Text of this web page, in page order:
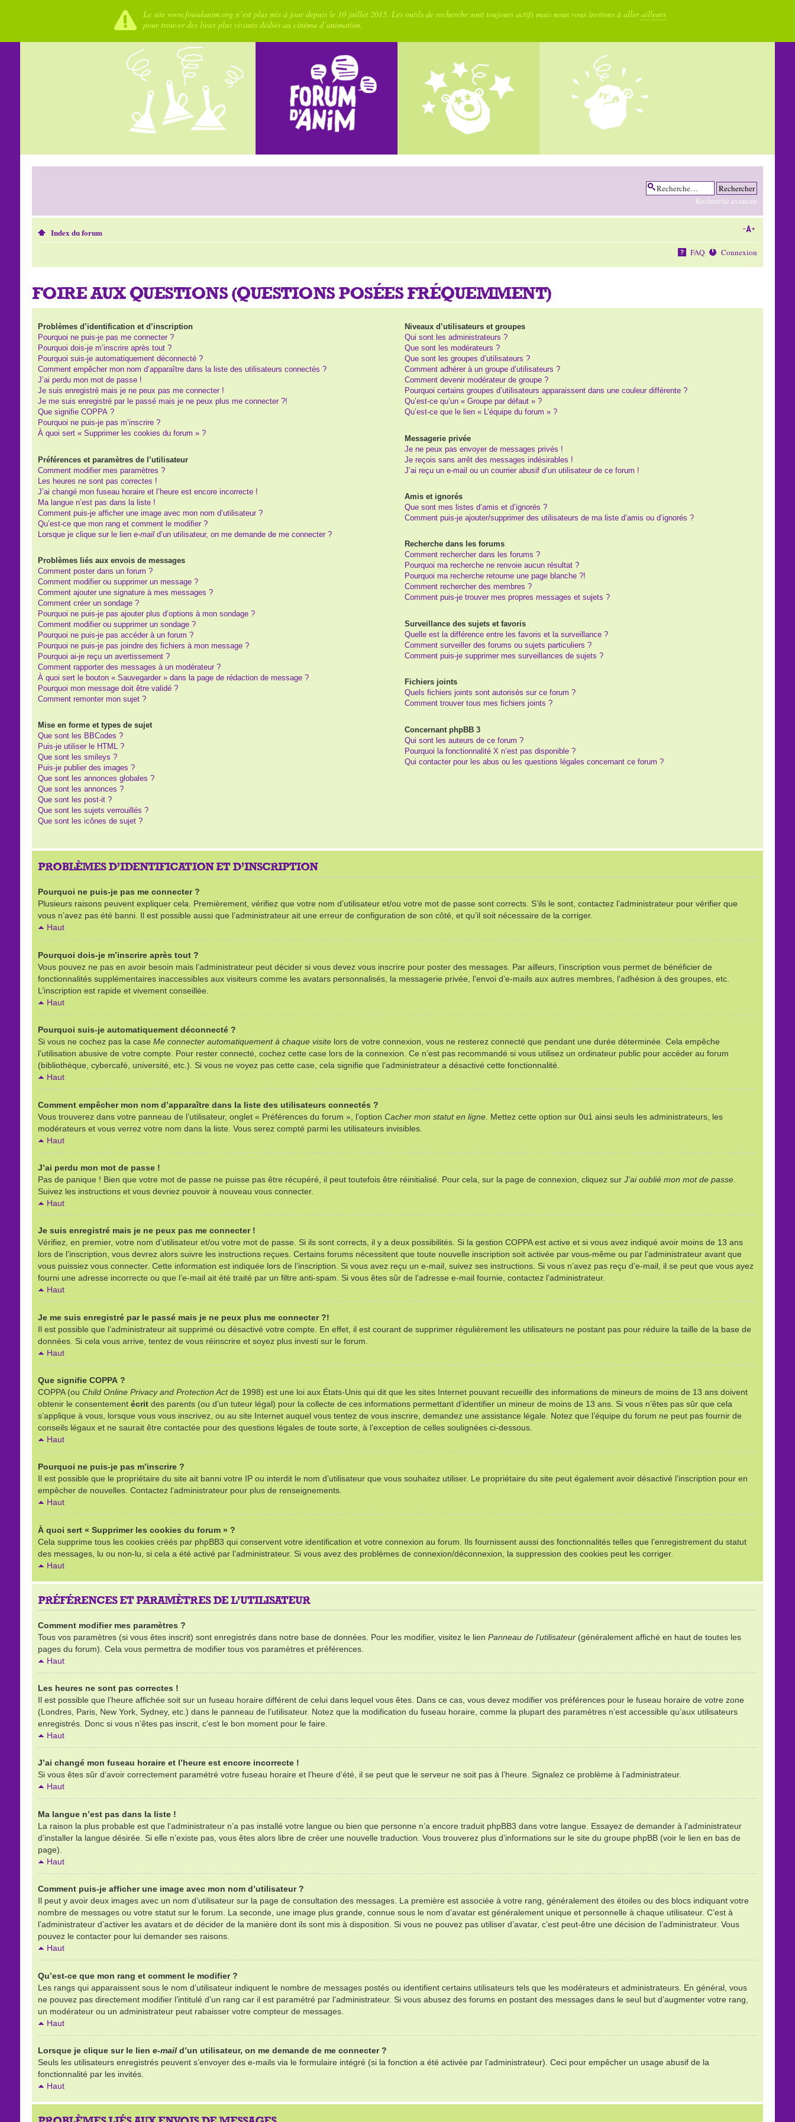
Le site www.fousdanim.org n’est plus mis à jour depuis le 10 juillet 2015. Les outils de recherche sont toujours actifs mais nous vous invitons à allerailleurs
pour trouver des lieux plus vivants dédiés au cinéma d’animation.
Recherche avancée
Index du forum
FAQ Connexion
FOIRE AUX QUESTIONS (QUESTIONS POSÉES FRÉQUEMMENT)
Problèmes d’identification et d’inscription
Pourquoi ne puis-je pas me connecter ?
Pourquoi dois-je m’inscrire après tout ?
Pourquoi suis-je automatiquement déconnecté ?
Comment empêcher mon nom d’apparaître dans la liste des utilisateurs connectés ?
J’ai perdu mon mot de passe !
Je suis enregistré mais je ne peux pas me connecter !
Je me suis enregistré par le passé mais je ne peux plus me connecter ?!
Que signifie COPPA ?
Pourquoi ne puis-je pas m’inscrire ?
À quoi sert « Supprimer les cookies du forum » ?
Préférences et paramètres de l’utilisateur
Comment modifier mes paramètres ?
Les heures ne sont pas correctes !
J’ai changé mon fuseau horaire et l’heure est encore incorrecte !
Ma langue n’est pas dans la liste !
Comment puis-je afficher une image avec mon nom d’utilisateur ?
Qu’est-ce que mon rang et comment le modifier ?
Lorsque je clique sur le lien e-maild’un utilisateur, on me demande de me connecter ?
Problèmes liés aux envois de messages
Comment poster dans un forum ?
Comment modifier ou supprimer un message ?
Comment ajouter une signature à mes messages ?
Comment créer un sondage ?
Pourquoi ne puis-je pas ajouter plus d’options à mon sondage ?
Comment modifier ou supprimer un sondage ?
Pourquoi ne puis-je pas accéder à un forum ?
Pourquoi ne puis-je pas joindre des fichiers à mon message ?
Pourquoi ai-je reçu un avertissement ?
Comment rapporter des messages à un modérateur ?
À quoi sert le bouton « Sauvegarder » dans la page de rédaction de message ?
Pourquoi mon message doit être validé ?
Comment remonter mon sujet ?
Mise en forme et types de sujet
Que sont les BBCodes ?
Puis-je utiliser le HTML ?
Que sont les smileys ?
Puis-je publier des images ?
Que sont les annonces globales ?
Que sont les annonces ?
Que sont les post-it ?
Que sont les sujets verrouillés ?
Que sont les icônes de sujet ?
Niveaux d’utilisateurs et groupes
Qui sont les administrateurs ?
Que sont les modérateurs ?
Que sont les groupes d’utilisateurs ?
Comment adhérer à un groupe d’utilisateurs ?
Comment devenir modérateur de groupe ?
Pourquoi certains groupes d’utilisateurs apparaissent dans une couleur différente ?
Qu’est-ce qu’un « Groupe par défaut » ?
Qu’est-ce que le lien « L’équipe du forum » ?
Messagerie privée
Je ne peux pas envoyer de messages privés !
Je reçois sans arrêt des messages indésirables !
J’ai reçu un e-mail ou un courrier abusif d’un utilisateur de ce forum !
Amis et ignorés
Que sont mes listes d’amis et d’ignorés ?
Comment puis-je ajouter/supprimer des utilisateurs de ma liste d’amis ou d’ignorés ?
Recherche dans les forums
Comment rechercher dans les forums ?
Pourquoi ma recherche ne renvoie aucun résultat ?
Pourquoi ma recherche retourne une page blanche ?!
Comment rechercher des membres ?
Comment puis-je trouver mes propres messages et sujets ?
Surveillance des sujets et favoris
Quelle est la différence entre les favoris et la surveillance ?
Comment surveiller des forums ou sujets particuliers ?
Comment puis-je supprimer mes surveillances de sujets ?
Fichiers joints
Quels fichiers joints sont autorisés sur ce forum ?
Comment trouver tous mes fichiers joints ?
Concernant phpBB 3
Qui sont les auteurs de ce forum ?
Pourquoi la fonctionnalité X n’est pas disponible ?
Qui contacter pour les abus ou les questions légales concernant ce forum ?
PROBLÈMES D’IDENTIFICATION ET D’INSCRIPTION
Pourquoi ne puis-je pas me connecter ?
Plusieurs raisons peuvent expliquer cela. Premièrement, vérifiez que votre nom d’utilisateur et/ou votre mot de passe sont corrects. S’ils le sont, contactez l’administrateur pour vérifier que
vous n’avez pas été banni. Il est possible aussi que l’administrateur ait une erreur de configuration de son côté, et qu’il soit nécessaire de la corriger.
Haut
Pourquoi dois-je m’inscrire après tout ?
Vous pouvez ne pas en avoir besoin mais l’administrateur peut décider si vous devez vous inscrire pour poster des messages. Par ailleurs, l’inscription vous permet de bénéficier de
fonctionnalités supplémentaires inaccessibles aux visiteurs comme les avatars personnalisés, la messagerie privée, l’envoi d’e-mails aux autres membres, l’adhésion à des groupes, etc.
L’inscription est rapide et vivement conseillée.
Haut
Pourquoi suis-je automatiquement déconnecté ?
Si vous ne cochez pas la case Me connecter automatiquement à chaque visitelors de votre connexion, vous ne resterez connecté que pendant une durée déterminée. Cela empêche
l’utilisation abusive de votre compte. Pour rester connecté, cochez cette case lors de la connexion. Ce n’est pas recommandé si vous utilisez un ordinateur public pour accéder au forum
(bibliothèque, cybercafé, université, etc.). Si vous ne voyez pas cette case, cela signifie que l’administrateur a désactivé cette fonctionnalité.
Haut
Comment empêcher mon nom d’apparaître dans la liste des utilisateurs connectés ?
Vous trouverez dans votre panneau de l’utilisateur, onglet « Préférences du forum », l’option Cacher mon statut en ligne. Mettez cette option sur Oui ainsi seuls les administrateurs, les
modérateurs et vous verrez votre nom dans la liste. Vous serez compté parmi les utilisateurs invisibles.
Haut
J’ai perdu mon mot de passe !
Pas de panique ! Bien que votre mot de passe ne puisse pas être récupéré, il peut toutefois être réinitialisé. Pour cela, sur la page de connexion, cliquez sur J’ai oublié mon mot de passe.
Suivez les instructions et vous devriez pouvoir à nouveau vous connecter.
Haut
Je suis enregistré mais je ne peux pas me connecter !
Vérifiez, en premier, votre nom d’utilisateur et/ou votre mot de passe. Si ils sont corrects, il y a deux possibilités. Si la gestion COPPA est active et si vous avez indiqué avoir moins de 13 ans
lors de l’inscription, vous devrez alors suivre les instructions reçues. Certains forums nécessitent que toute nouvelle inscription soit activée par vous-même ou par l’administrateur avant que
vous puissiez vous connecter. Cette information est indiquée lors de l’inscription. Si vous avez reçu un e-mail, suivez ses instructions. Si vous n’avez pas reçu d’e-mail, il se peut que vous ayez
fourni une adresse incorrecte ou que l’e-mail ait été traité par un filtre anti-spam. Si vous êtes sûr de l’adresse e-mail fournie, contactez l’administrateur.
Haut
Je me suis enregistré par le passé mais je ne peux plus me connecter ?!
Il est possible que l’administrateur ait supprimé ou désactivé votre compte. En effet, il est courant de supprimer régulièrement les utilisateurs ne postant pas pour réduire la taille de la base de
données. Si cela vous arrive, tentez de vous réinscrire et soyez plus investi sur le forum.
Haut
Que signifie COPPA ?
COPPA (ou Child Online Privacy and Protection Actde 1998) est une loi aux États-Unis qui dit que les sites Internet pouvant recueillir des informations de mineurs de moins de 13 ans doivent
obtenir le consentement écritdes parents (ou d’un tuteur légal) pour la collecte de ces informations permettant d’identifier un mineur de moins de 13 ans. Si vous n’êtes pas sûr que cela
s’applique à vous, lorsque vous vous inscrivez, ou au site Internet auquel vous tentez de vous inscrire, demandez une assistance légale. Notez que l’équipe du forum ne peut pas fournir de
conseils légaux et ne saurait être contactée pour des questions légales de toute sorte, à l’exception de celles soulignées ci-dessous.
Haut
Pourquoi ne puis-je pas m’inscrire ?
Il est possible que le propriétaire du site ait banni votre IP ou interdit le nom d’utilisateur que vous souhaitez utiliser. Le propriétaire du site peut également avoir désactivé l’inscription pour en
empêcher de nouvelles. Contactez l’administrateur pour plus de renseignements.
Haut
À quoi sert « Supprimer les cookies du forum » ?
Cela supprime tous les cookies créés par phpBB3 qui conservent votre identification et votre connexion au forum. Ils fournissent aussi des fonctionnalités telles que l’enregistrement du statut
des messages, lu ou non-lu, si cela a été activé par l’administrateur. Si vous avez des problèmes de connexion/déconnexion, la suppression des cookies peut les corriger.
Haut
PRÉFÉRENCES ET PARAMÈTRES DE L’UTILISATEUR
Comment modifier mes paramètres ?
Tous vos paramètres (si vous êtes inscrit) sont enregistrés dans notre base de données. Pour les modifier, visitez le lien Panneau de l’utilisateur(généralement affiché en haut de toutes les
pages du forum). Cela vous permettra de modifier tous vos paramètres et préférences.
Haut
Les heures ne sont pas correctes !
Il est possible que l’heure affichée soit sur un fuseau horaire différent de celui dans lequel vous êtes. Dans ce cas, vous devez modifier vos préférences pour le fuseau horaire de votre zone
(Londres, Paris, New York, Sydney, etc.) dans le panneau de l’utilisateur. Notez que la modification du fuseau horaire, comme la plupart des paramètres n’est accessible qu’aux utilisateurs
enregistrés. Donc si vous n’êtes pas inscrit, c’est le bon moment pour le faire.
Haut
J’ai changé mon fuseau horaire et l’heure est encore incorrecte !
Si vous êtes sûr d’avoir correctement paramétré votre fuseau horaire et l’heure d’été, il se peut que le serveur ne soit pas à l’heure. Signalez ce problème à l’administrateur.
Haut
Ma langue n’est pas dans la liste !
La raison la plus probable est que l’administrateur n’a pas installé votre langue ou bien que personne n’a encore traduit phpBB3 dans votre langue. Essayez de demander à l’administrateur
d’installer la langue désirée. Si elle n’existe pas, vous êtes alors libre de créer une nouvelle traduction. Vous trouverez plus d’informations sur le site du groupe phpBB (voir le lien en bas de
page).
Haut
Comment puis-je afficher une image avec mon nom d’utilisateur ?
Il peut y avoir deux images avec un nom d’utilisateur sur la page de consultation des messages. La première est associée à votre rang, généralement des étoiles ou des blocs indiquant votre
nombre de messages ou votre statut sur le forum. La seconde, une image plus grande, connue sous le nom d’avatar est généralement unique et personnelle à chaque utilisateur. C’est à
l’administrateur d’activer les avatars et de décider de la manière dont ils sont mis à disposition. Si vous ne pouvez pas utiliser d’avatar, c’est peut-être une décision de l’administrateur. Vous
pouvez le contacter pour lui demander ses raisons.
Haut
Qu’est-ce que mon rang et comment le modifier ?
Les rangs qui apparaissent sous le nom d’utilisateur indiquent le nombre de messages postés ou identifient certains utilisateurs tels que les modérateurs et administrateurs. En général, vous
ne pouvez pas directement modifier l’intitulé d’un rang car il est paramétré par l’administrateur. Si vous abusez des forums en postant des messages dans le seul but d’augmenter votre rang,
un modérateur ou un administrateur peut rabaisser votre compteur de messages.
Haut
Lorsque je clique sur le lien e-maild’un utilisateur, on me demande de me connecter ?
Seuls les utilisateurs enregistrés peuvent s’envoyer des e-mails via le formulaire intégré (si la fonction a été activée par l’administrateur). Ceci pour empêcher un usage abusif de la
fonctionnalité par les invités.
Haut